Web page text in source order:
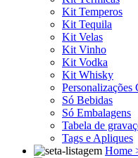
Kit Temperos
Kit Tequila
Kit Velas
Kit Vinho
Kit Vodka
Kit Whisky
Personalizações
Só Bebidas
Só Embalagens
Tabela de
Tags e Apliques
Home